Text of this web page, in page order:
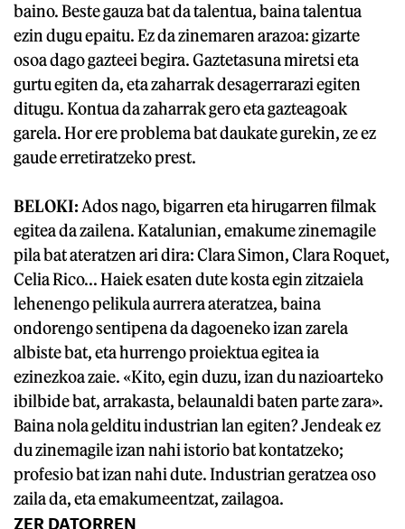
baino. Beste gauza bat da talentua, baina talentua
ezin dugu epaitu. Ez da zinemaren arazoa: gizarte
osoa dago gazteei begira. Gaztetasuna miretsi eta
gurtu egiten da, eta zaharrak desagerrarazi egiten
ditugu. Kontua da zaharrak gero eta gazteagoak
garela. Hor ere problema bat daukate gurekin, ze ez
gaude erretiratzeko prest.
BELOKI: Ados nago, bigarren eta hirugarren filmak
egitea da zailena. Katalunian, emakume zinemagile
pila bat ateratzen ari dira: Clara Simon, Clara Roquet,
Celia Rico... Haiek esaten dute kosta egin zitzaiela
lehenengo pelikula aurrera ateratzea, baina
ondorengo sentipena da dagoeneko izan zarela
albiste bat, eta hurrengo proiektua egitea ia
ezinezkoa zaie. «Kito, egin duzu, izan du nazioarteko
ibilbide bat, arrakasta, belaunaldi baten parte zara».
Baina nola gelditu industrian lan egiten? Jendeak ez
du zinemagile izan nahi istorio bat kontatzeko;
profesio bat izan nahi dute. Industrian geratzea oso
zaila da, eta emakumeentzat, zailagoa.
ZER DATORREN